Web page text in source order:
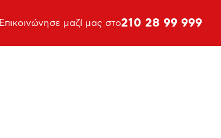
Επικοινώνησε μαζί μας στο210 28 99 999